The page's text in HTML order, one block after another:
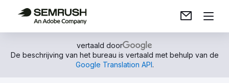
vertaald door
De beschrijving van het bureau is vertaald met behulp van de
Google Translation API.